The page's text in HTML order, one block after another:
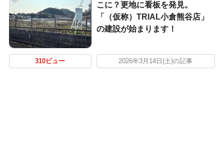
こに？更地に看板を発見。
「（仮称）TRIAL小倉熊谷店」
の建設が始まります！
310ビュー 2026年3月14日(土)の記事